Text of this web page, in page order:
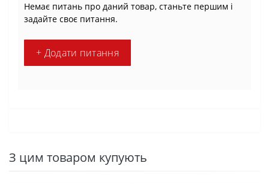
Немає питань про даний товар, станьте першим і
задайте своє питання.
+ Додати питання
З цим товаром купують